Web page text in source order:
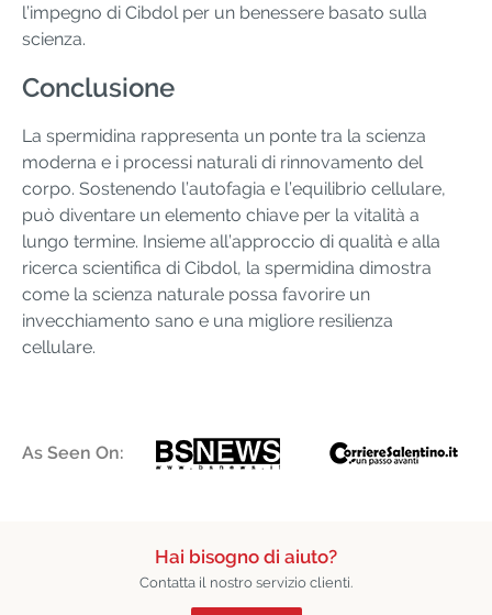
l’impegno di Cibdol per un benessere basato sulla
scienza.
Conclusione
La spermidina rappresenta un ponte tra la scienza
moderna e i processi naturali di rinnovamento del
corpo. Sostenendo l’autofagia e l’equilibrio cellulare,
può diventare un elemento chiave per la vitalità a
lungo termine. Insieme all’approccio di qualità e alla
ricerca scientifica di Cibdol, la spermidina dimostra
come la scienza naturale possa favorire un
invecchiamento sano e una migliore resilienza
cellulare.
As Seen On:
Hai bisogno di aiuto?
Contatta il nostro servizio clienti.